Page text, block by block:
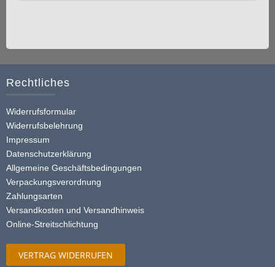
Rechtliches
Widerrufsformular
Widerrufsbelehrung
Impressum
Datenschutzerklärung
Allgemeine Geschäftsbedingungen
Verpackungsverordnung
Zahlungsarten
Versandkosten und Versandhinweis
Online-Streitschlichtung
VERTRAG WIDERRUFEN